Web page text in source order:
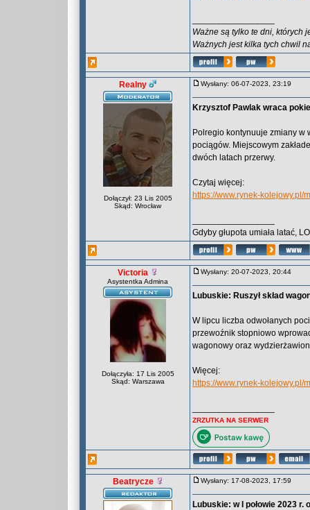
Ważne są tylko te dni, których
Ważnych jest kilka tych chwil
Realny
Dołączył: 23 Lis 2005
Skąd: Wrocław
Wysłany: 06-07-2023, 23:19
Krzysztof Pawlak wraca
Polregio kontynuuje zmiany w
pociągów. Miejscowym
dwóch latach przerwy.
Czytaj więcej:
https://www.rynek-
Gdyby głupota umiała latać,
Victoria
Asystentka Admina
Dołączyła: 17 Lis 2005
Skąd: Warszawa
Wysłany: 20-07-2023, 20:44
Lubuskie: Ruszył skład
W lipcu liczba odwołanych
przewoźnik stopniowo
wagonowy oraz
Więcej:
https://www.rynek-
ZRZUTKA NA SERWER
Beatrycze Wysłany: 17-08-2023, 17:59
Lubuskie: w I połowie 2023 r.